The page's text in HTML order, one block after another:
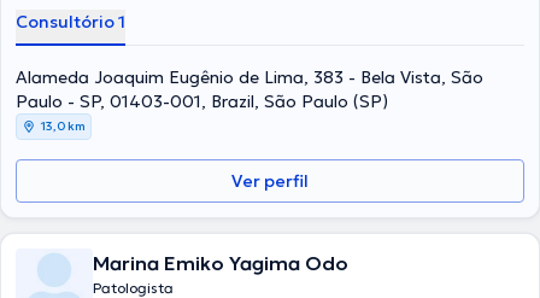
Consultório 1
Alameda Joaquim Eugênio de Lima, 383 - Bela Vista, São
Paulo - SP, 01403-001, Brazil, São Paulo (SP)
13,0 km
Ver perfil
Marina Emiko Yagima Odo
Patologista